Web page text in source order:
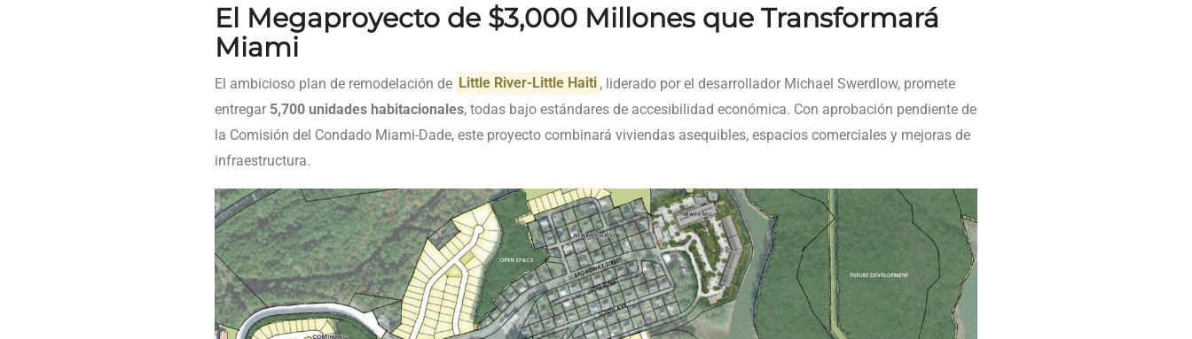
El Megaproyecto de $3,000 Millones que Transformará
Miami
El ambicioso plan de remodelación de Little River-Little Haiti , liderado por el desarrollador Michael Swerdlow, promete
entregar 5,700 unidades habitacionales, todas bajo estándares de accesibilidad económica. Con aprobación pendiente de
la Comisión del Condado Miami-Dade, este proyecto combinará viviendas asequibles, espacios comerciales y mejoras de
infraestructura.